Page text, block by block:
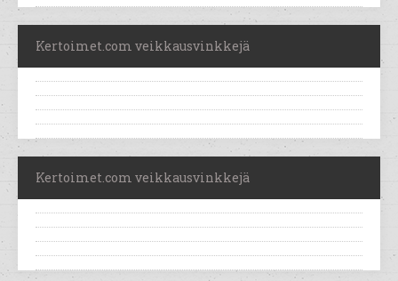
Kertoimet.com veikkausvinkkejä
Kertoimet.com veikkausvinkkejä